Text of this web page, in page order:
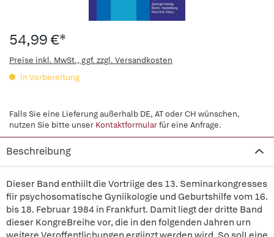
54,99 €*
Preise inkl. MwSt., ggf. zzgl. Versandkosten
in Vorbereitung
Falls Sie eine Lieferung außerhalb DE, AT oder CH wünschen,
nutzen Sie bitte unser Kontaktformularfür eine Anfrage.
Beschreibung
Dieser Band enthiilt die Vortriige des 13. Seminarkongresses
fiir psychosomatische Gyniikologie und Geburtshilfe vom 16.
bis 18. Februar 1984 in Frankfurt. Damit liegt der dritte Band
dieser KongreBreihe vor, die in den folgenden Jahren urn